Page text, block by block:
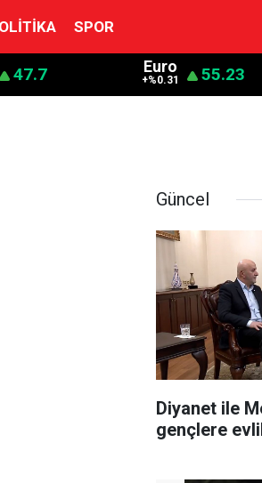
SPOR
47.7 Euro
+%0.31 55.23
Güncel
Diyanet ile
gençlere